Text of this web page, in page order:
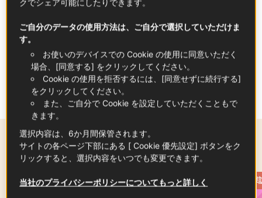
タグ
朝ごはん ブランチ
同じテーマ
食べもの探訪 食べもの探
クでシェア可能にしたりできます。
ご自分のデータの使用方法は、ご自分で選択していただけま
す。
お使いのデバイスでの Cookie の使用に同意いただく
場合、[同意する] をクリックしてください。
Cookie の使用を拒否するには、[同意せずに続行する]
をクリックしてください。
また、ご自分で Cookie を設定していただくこともで
きます。
選択内容は、6か月間保管されます。
サイトの各ページ下部にある [ Cookie 優先設定] ボタンをク
リックすると、選択内容をいつでも変更できます。
当社のプライバシーポリシーについてもっと詳しく